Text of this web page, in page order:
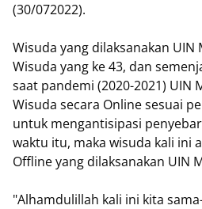
(30/072022).
Wisuda yang dilaksanakan
Wisuda yang ke 43, dan
saat pandemi (2020-2021) UIN
Wisuda secara Online sesuai
untuk mengantisipasi
waktu itu, maka wisuda kali ini
Offline yang dilaksanakan UIN
"Alhamdulillah kali ini kita